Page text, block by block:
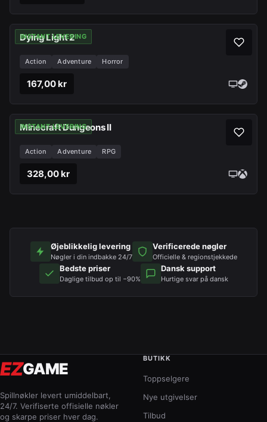
INSTANT LEVERING
Dying Light 2
Action Adventure Horror
167,00 kr
INSTANT LEVERING
Minecraft Dungeons II
Action Adventure RPG
328,00 kr
Øjeblikkelig levering
Nøgler i din indbakke 24/7
Verificerede nøgler
Officielle & regionstjekkede
Bedste priser
Daglige tilbud op til −90%
Dansk support
Hurtige svar på dansk
EZGAME
Spillnøkler levert umiddelbart,
24/7. Verifiserte offisielle nøkler
og skarpe priser hver dag.
BUTIKK
Toppselgere
Nye utgivelser
Tilbud